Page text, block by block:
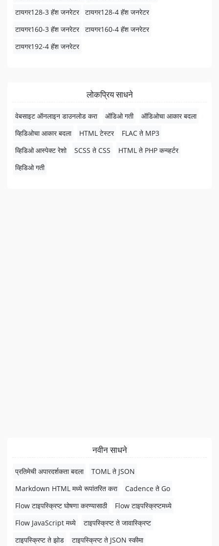
टायगर128-3 हॅश जनरेटर
टायगर128-4 हॅश जनरेटर
टायगर160-3 हॅश जनरेटर
टायगर160-4 हॅश जनरेटर
टायगर192-4 हॅश जनरेटर
लोकप्रिय साधने
वेबसाइट ऑनलाइन डाउनलोड करा ऑडिओ गती
ऑडिओचा आकार बदला
व्हिडिओचा आकार बदला
HTML टेस्टर
FLAC ते MP3
व्हिडिओ आस्पेक्ट रेशो
SCSS ते CSS
HTML ते PHP कन्व्हर्टर
व्हिडिओ गती
नवीन साधने
प्रतिमेची अपारदर्शकता बदला
TOML ते JSON
Markdown HTML मध्ये रूपांतरित करा
Cadence ते Go
Flow टाइपस्क्रिप्ट घोषणा करण्यासाठी
Flow टाइपस्क्रिप्टमध्ये
Flow JavaScript मध्ये
टाइपस्क्रिप्ट ते जावास्क्रिप्ट
टाइपस्क्रिप्ट ते झोड
टाइपस्क्रिप्ट ते JSON स्कीमा